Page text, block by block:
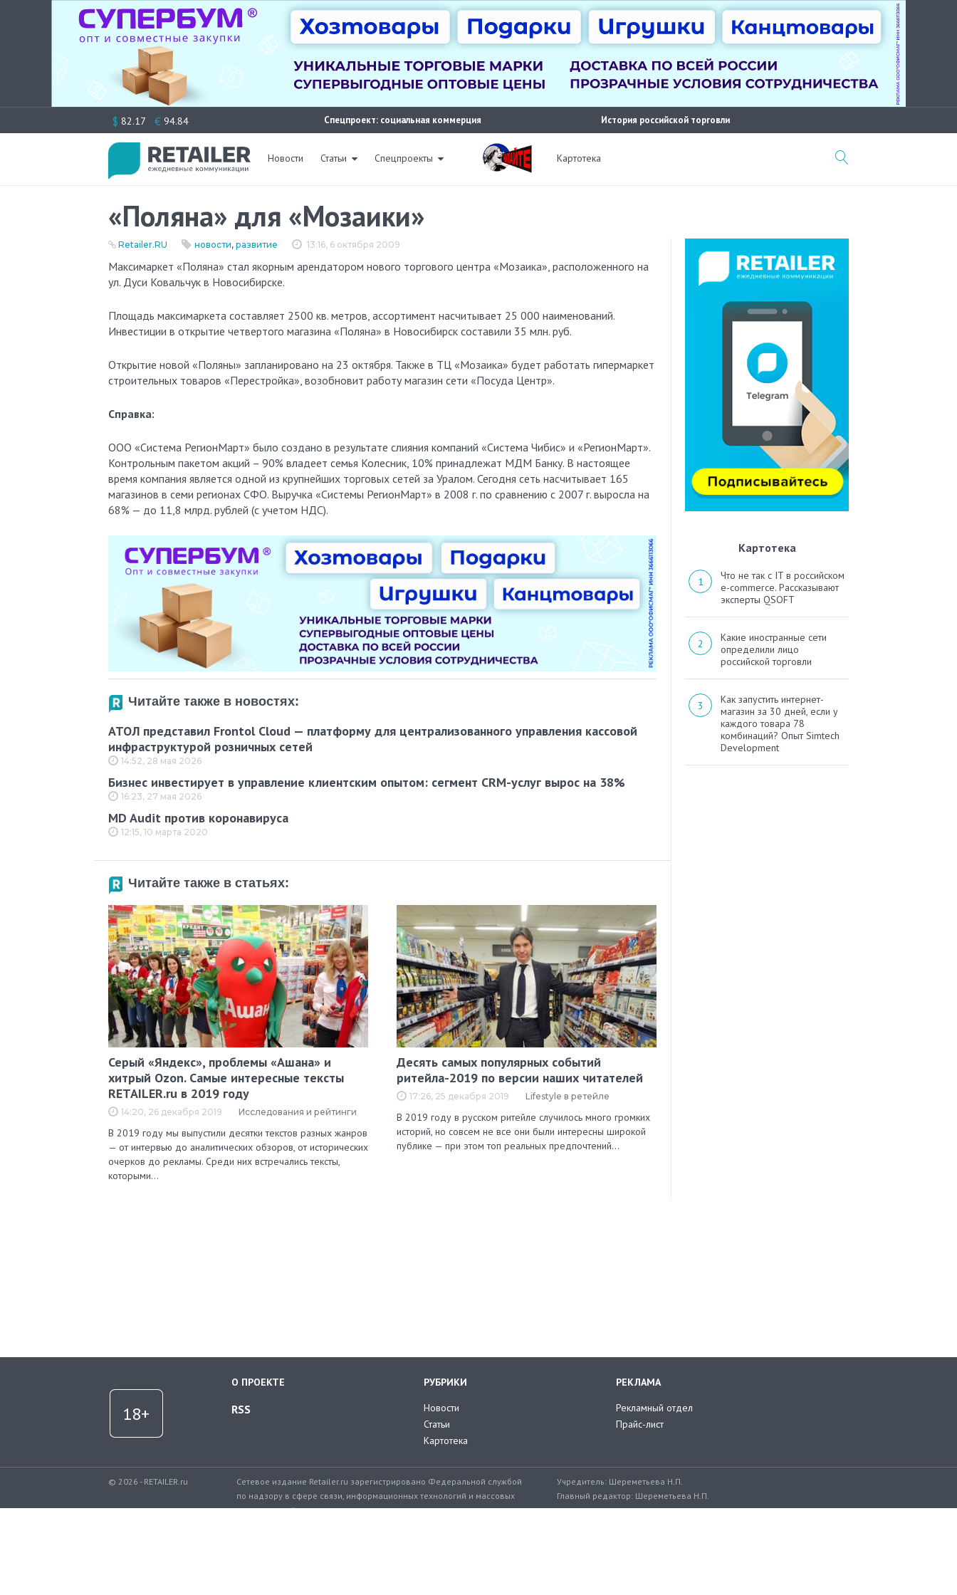
к
$ 82.17 € 94.84 Спецпроект: социальная коммерция История российской торговли
Новости Статьи Спецпроекты Картотека
«Поляна» для «Мозаики»
13:16, 6 октября 2009
Retailer.RU новости, развитие
Максимаркет «Поляна» стал якорным арендатором нового торгового центра «Мозаика», расположенного на
ул. Дуси Ковальчук в Новосибирске.
Площадь максимаркета составляет 2500 кв. метров, ассортимент насчитывает 25 000 наименований.
Инвестиции в открытие четвертого магазина «Поляна» в Новосибирск составили 35 млн. руб.
Открытие новой «Поляны» запланировано на 23 октября. Также в ТЦ «Мозаика» будет работать гипермаркет
строительных товаров «Перестройка», возобновит работу магазин сети «Посуда Центр».
Справка:
ООО «Система РегионМарт» было создано в результате слияния компаний «Система Чибис» и «РегионМарт».
Контрольным пакетом акций – 90% владеет семья Колесник, 10% принадлежат МДМ Банку. В настоящее
время компания является одной из крупнейших торговых сетей за Уралом. Сегодня сеть насчитывает 165
магазинов в семи регионах СФО. Выручка «Системы РегионМарт» в 2008 г. по сравнению с 2007 г. выросла на
68% — до 11,8 млрд. рублей (с учетом НДС).
Читайте также в новостях:
АТОЛ представил Frontol Cloud — платформу для централизованного управления кассовой
инфраструктурой розничных сетей
14:52, 28 мая 2026
Бизнес инвестирует в управление клиентским опытом: сегмент CRM-услуг вырос на 38%
16:23, 27 мая 2026
MD Audit против коронавируса
12:15, 10 марта 2020
Читайте также в статьях:
Серый «Яндекс», проблемы «Ашана» и
хитрый Ozon. Самые интересные тексты
RETAILER.ru в 2019 году
14:20, 26 декабря 2019 Исследования и рейтинги
В 2019 году мы выпустили десятки текстов разных жанров
— от интервью до аналитических обзоров, от исторических
очерков до рекламы. Среди них встречались тексты,
которыми…
Десять самых популярных событий
ритейла-2019 по версии наших читателей
17:26, 25 декабря 2019 Lifestyle в ретейле
В 2019 году в русском ритейле случилось много громких
историй, но совсем не все они были интересны широкой
публике — при этом топ реальных предпочтений…
Картотека
Что не так с IT в российском
e-commerce. Рассказывают
эксперты QSOFT
Какие иностранные сети
определили лицо
российской торговли
Как запустить интернет-
магазин за 30 дней, если у
каждого товара 78
комбинаций? Опыт Simtech
Development
О ПРОЕКТЕ
RSS
РУБРИКИ
Новости
Статьи
Картотека
РЕКЛАМА
Рекламный отдел
Прайс-лист
© 2026 - RETAILER.ru
Сетевое издание Retailer.ru зарегистрировано Федеральной службой
по надзору в сфере связи, информационных технологий и массовых
коммуникаций.
Учредитель: Шереметьева Н.П.
Главный редактор: Шереметьева Н.П.